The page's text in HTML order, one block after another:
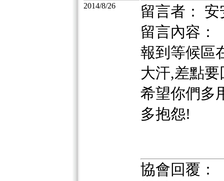
2014/8/26
留言者： 安
留言內容：
報到等候區
大汗,差點
希望你們多
多抱怨!
協會回覆：